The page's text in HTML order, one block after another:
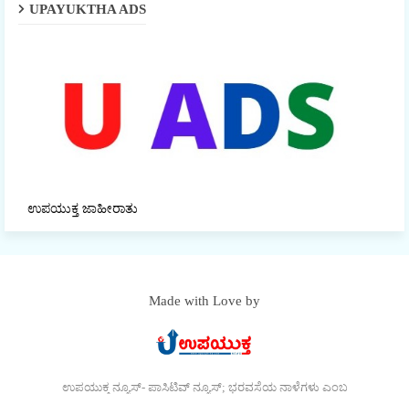
UPAYUKTHA ADS
ಉಪಯುಕ್ತ ಜಾಹೀರಾತು
Made with Love by
ಉಪಯುಕ್ತ ನ್ಯೂಸ್- ಪಾಸಿಟಿವ್ ನ್ಯೂಸ್; ಭರವಸೆಯ ನಾಳೆಗಳು ಎಂಬ